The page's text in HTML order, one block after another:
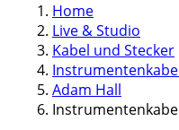
Home
Live & Studio
Kabel und Stecker
Adam Hall